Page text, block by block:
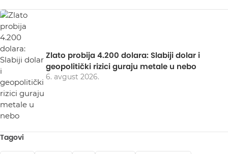
Zlato probija 4.200 dolara: Slabiji dolar i
geopolitički rizici guraju metale u nebo
6. avgust 2026.
Tagovi